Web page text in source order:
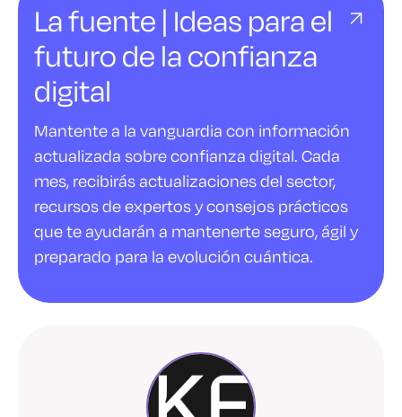
La fuente | Ideas para el
futuro de la confianza
digital
Mantente a la vanguardia con información
actualizada sobre confianza digital. Cada
mes, recibirás actualizaciones del sector,
recursos de expertos y consejos prácticos
que te ayudarán a mantenerte seguro, ágil y
preparado para la evolución cuántica.